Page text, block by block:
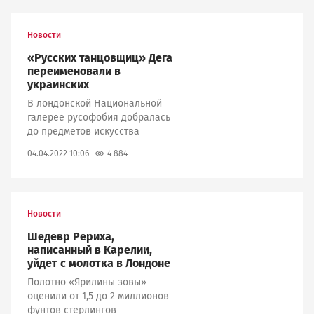
Новости
«Русских танцовщиц» Дега
переименовали в
украинских
В лондонской Национальной
галерее русофобия добралась
до предметов искусства
04.04.2022 10:06 4 884
Новости
Шедевр Рериха,
написанный в Карелии,
уйдет с молотка в Лондоне
Полотно «Ярилины зовы»
оценили от 1,5 до 2 миллионов
фунтов стерлингов